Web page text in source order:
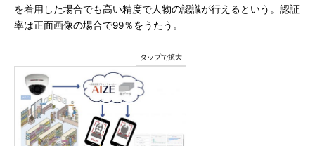
を着用した場合でも高い精度で人物の認識が行えるという。認証
率は正面画像の場合で99％をうたう。